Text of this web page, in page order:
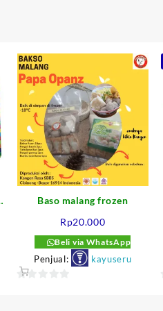
Baso malang frozen
Rp20.000
Beli via WhatsApp
Penjual: kayuseru